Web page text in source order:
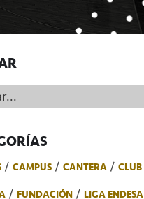
CAMPUS CANTERA
CLUB
FUNDACIÓN
LIGA ENDESA